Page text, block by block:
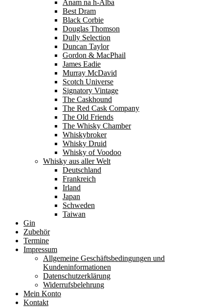
Anam na h-Alba
Best Dram
Black Corbie
Douglas Thomson
Dully Selection
Duncan Taylor
Gordon & MacPhail
James Eadie
Murray McDavid
Scotch Universe
Signatory Vintage
The Caskhound
The Red Cask Company
The Old Friends
The Whisky Chamber
Whiskybroker
Whisky Druid
Whisky of Voodoo
Whisky aus aller Welt
Deutschland
Frankreich
Irland
Japan
Schweden
Taiwan
Gin
Zubehör
Termine
Impressum
Allgemeine Geschäftsbedingungen und
Kundeninformationen
Datenschutzerklärung
Widerrufsbelehrung
Mein Konto
Kontakt